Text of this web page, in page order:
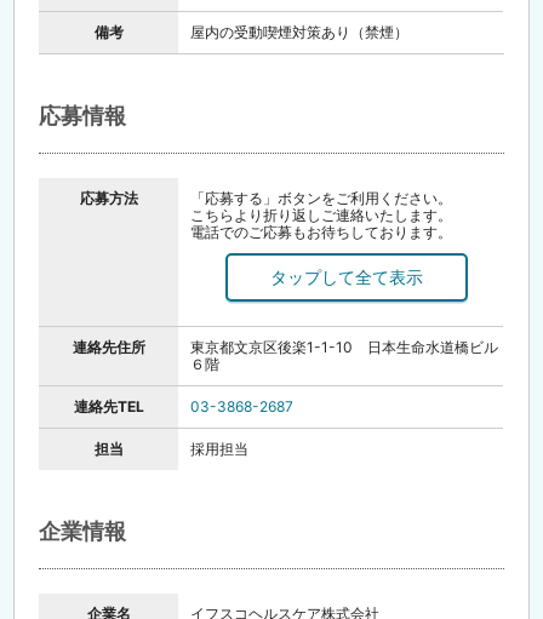
備考 屋内の受動喫煙対策あり（禁煙）
応募情報
応募方法
「応募する」ボタンをご利用ください。
こちらより折り返しご連絡いたします。
電話でのご応募もお待ちしております。
連絡先住所
東京都文京区後楽1-1-10 日本生命水道橋ビル
６階
連絡先TEL 03-3868-2687
担当 採用担当
企業情報
企業名 イフスコヘルスケア株式会社